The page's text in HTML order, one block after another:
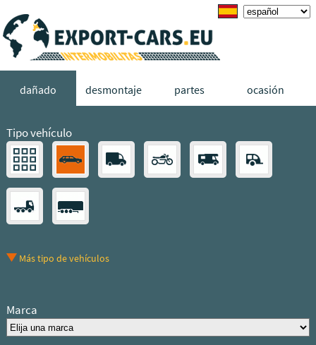
dañado desmontaje partes ocasión
Tipo vehículo
Más tipo de vehículos
Marca